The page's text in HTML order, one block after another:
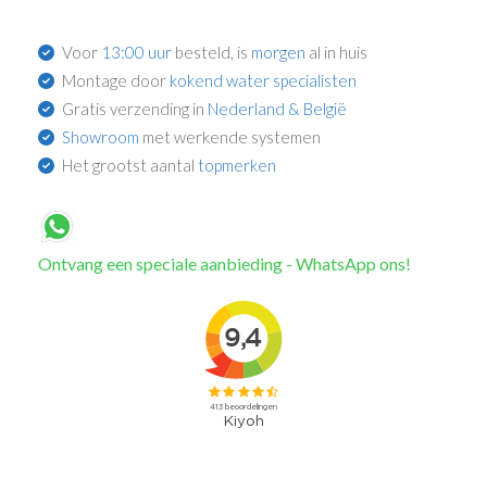
Voor 13:00 uur besteld, is morgen al in huis
Montage door kokend water specialisten
Gratis verzending in Nederland & België
Showroom met werkende systemen
Het grootst aantal topmerken
Ontvang een speciale aanbieding - WhatsApp ons!